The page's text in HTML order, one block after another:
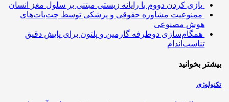
بازی کردن دووم با رایانه زیستی مبتنی بر سلول مغز انسان
ممنوعیت مشاوره حقوقی و پزشکی توسط چت‌بات‌های
هوش مصنوعی
همگام‌سازی دوطرفه گارمین و پلتون برای پایش دقیق
تناسب‌اندام
بخوانید